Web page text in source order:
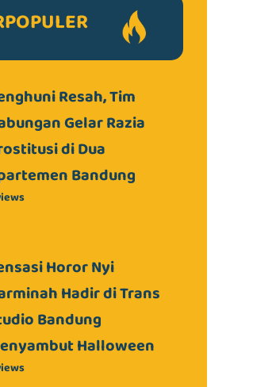
Resah, Tim
Gelar Razia
di Dua
Bandung
Horor Nyi
Hadir di Trans
Bandung
Halloween